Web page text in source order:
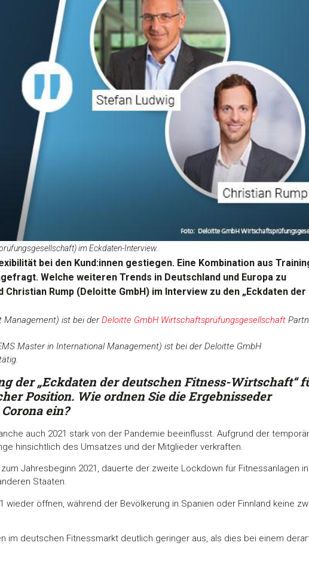
im Eckdaten-Interview.
bei den Kund:innen gestiegen. Eine Kombination aus
Welche weiteren Trends in Deutschland und Europa zu
Rump (Deloitte GmbH) im Interview zu den „Eckdaten der
Management) ist bei derDeloitte GmbH Wirtschaftsprüfungsgesellschaft
Master in International Management) ist bei der Deloitte GmbH
der „Eckdaten derdeutschen Fitness-Wirtschaft“
Position. Wie ordnen Sie die Ergebnisseder
ein?
auch 2021 stark von der Pandemie beeinflusst. Aufgrund der
hinsichtlich des Umsatzes und der Mitglieder verkraften.
Jahresbeginn 2021, dauerte der zweite Lockdown für Fitnessanlagen in
Staaten.
öffnen, während der Bevölkerung in Spanien oder Finnland keine
im deutschen Fitnessmarkt deutlich geringer aus, als dies bei einem